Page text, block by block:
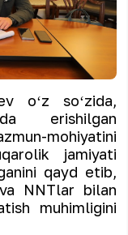
oʻz soʻzida,
erishilgan
mohiyatini
jamiyati
qayd etib,
NNTlar bilan
muhimligini